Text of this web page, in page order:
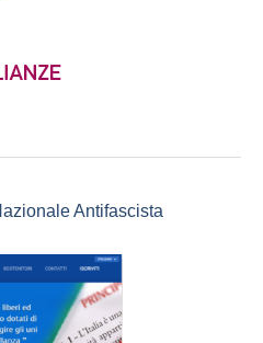
Antifascista